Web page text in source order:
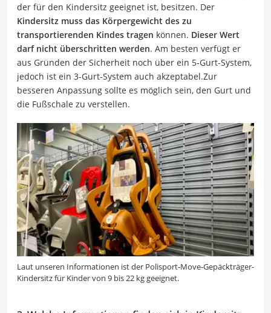
der für den Kindersitz geeignet ist, besitzen. Der
Kindersitz muss das Körpergewicht des zu
transportierenden Kindes tragen können. Dieser Wert
darf nicht überschritten werden. Am besten verfügt er
aus Gründen der Sicherheit noch über ein 5-Gurt-System,
jedoch ist ein 3-Gurt-System auch akzeptabel.Zur
besseren Anpassung sollte es möglich sein, den Gurt und
die Fußschale zu verstellen.
Laut unseren Informationen ist der Polisport-Move-Gepäckträger-
Kindersitz für Kinder von 9 bis 22 kg geeignet.